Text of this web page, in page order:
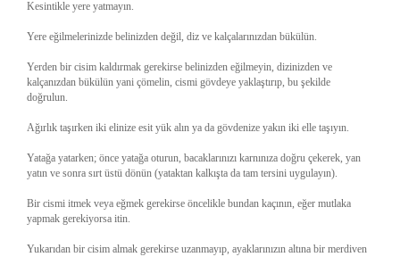
Kesintikle yere yatmayın.
Yere eğilmelerinizde belinizden değil, diz ve kalçalarınızdan bükülün.
Yerden bir cisim kaldırmak gerekirse belinizden eğilmeyin, dizinizden ve
kalçanızdan bükülün yani çömelin, cismi gövdeye yaklaştırıp, bu şekilde
doğrulun.
Ağırlık taşırken iki elinize esit yük alın ya da gövdenize yakın iki elle taşıyın.
Yatağa yatarken; önce yatağa oturun, bacaklarınızı karnınıza doğru çekerek, yan
yatın ve sonra sırt üstü dönün (yataktan kalkışta da tam tersini uygulayın).
Bir cismi itmek veya eğmek gerekirse öncelikle bundan kaçının, eğer mutlaka
yapmak gerekiyorsa itin.
Yukarıdan bir cisim almak gerekirse uzanmayıp, ayaklarınızın altına bir merdiven